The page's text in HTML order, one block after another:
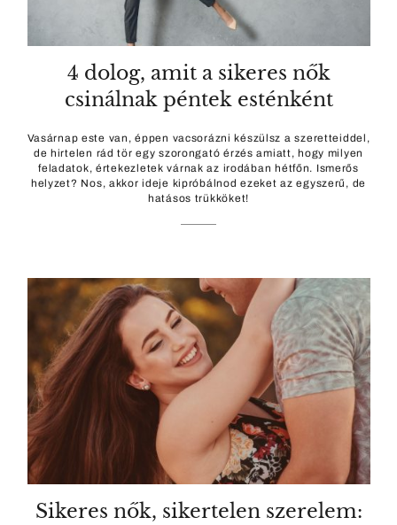
4 dolog, amit a sikeres nők
csinálnak péntek esténként
Vasárnap este van, éppen vacsorázni készülsz a szeretteiddel,
de hirtelen rád tör egy szorongató érzés amiatt, hogy milyen
feladatok, értekezletek várnak az irodában hétfőn. Ismerős
helyzet? Nos, akkor ideje kipróbálnod ezeket az egyszerű, de
hatásos trükköket!
Sikeres nők, sikertelen szerelem: